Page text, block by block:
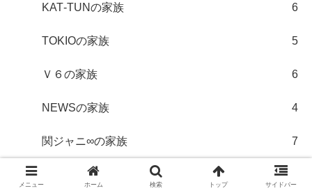
KAT‐TUNの家族 6
TOKIOの家族 5
Ｖ６の家族 6
NEWSの家族 4
関ジャニ∞の家族 7
Hey! Say! JUMPの家族
メニュー ホーム 検索 トップ サイドバー